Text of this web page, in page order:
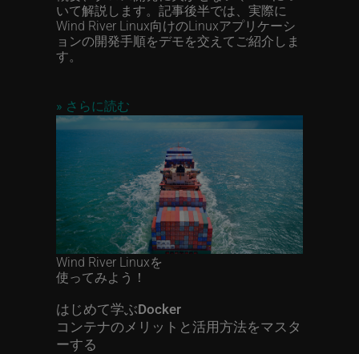
いて解説します。記事後半では、実際に
Wind River Linux向けのLinuxアプリケーシ
ョンの開発手順をデモを交えてご紹介しま
す。
» さらに読む
Wind River Linuxを
使ってみよう！
はじめて学ぶDocker
コンテナのメリットと活用方法をマスタ
ーする